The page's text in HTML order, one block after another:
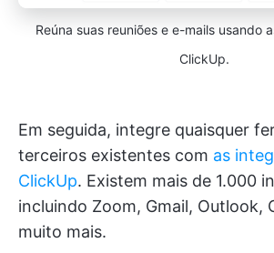
Reúna suas reuniões e e-mails usando
ClickUp.
Em seguida, integre quaisquer
terceiros existentes com as
ClickUp. Existem mais de 1.000
incluindo Zoom, Gmail, Outlook,
muito mais.